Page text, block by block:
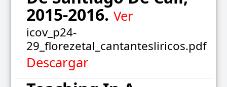
2015-2016. Ver
icov_p24-
29_florezetal_cantantesliricos.pdf
Descargar